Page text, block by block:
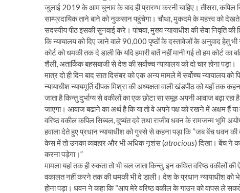
जुलाई 2019 के आम चुनाव के बाद ही प्रारम्भ करनी चाहिए। तीसरा, कपिल
साम्प्रदायिक ताने बाने को नुकसान पहुंचेगा। चौथा, मुकदमे के महत्त्व को
सदस्यीय पीठ इसकी सुनवाई करे। पांचवा, मुख्य न्यायाधीश की सेवा निवृति
कि न्यायालय को दिए जाने वाले 90,000 पृष्ठों के दस्तावेजों के अनुवाद हेतु
कोर्ट को धमकी तक दे डाली कि यदि हमारी बातें नहीं मानी गई तो हम कोर्ट
शैली, अतार्किक बहसबाजी से देश की सर्वोच्च न्यायालय को दो चार होना पड़ा।
मात्र दो ही दिन बाद सात दिसंबर को एक अन्य मामले में सर्वोच्च न्यायालय
न्यायाधीश न्यायमूर्ति दीपक मिश्रा की अध्यक्षता वाली खंडपीठ को यहाँ तक
जाता है किन्तु दुर्भाग्य से वकीलों का एक छोटा सा समूह अपनी आवाज बढ़ा
जाएगा। आवाज बढाने का अर्थ है कि या तो वे अपने पक्ष को रखने में अक्षम हैं
वरिष्ठ वकील कपिल सिब्बल, दुष्यंत दवे तथा राजीव धवन के रामजन्म भूमि
हवाला देते हुए प्रधान न्यायाधीश को गुस्से से कहना पड़ा कि “जब बेंच धवन
केस में तो उनका व्यवहार और भी अधिक नृशंस (atrocious) दिखा। बेंच ने
करना पड़ेगा।”
मामला यहां तक ही रुकता तो भी चल जाता किन्तु, इन कथित वरिष्ठ
वकालत नहीं करने तक की धमकी भी दे डाली। देश के प्रधान न्यायाधीश को
होना पड़ा। धवन ने कहा कि “आप मेरे वरिष्ठ वकील के गाउन को वापस ले